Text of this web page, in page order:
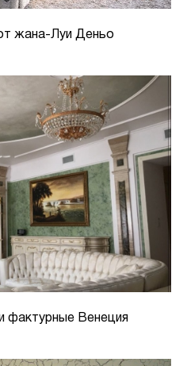
жана-Луи Деньо
фактурные Венеция